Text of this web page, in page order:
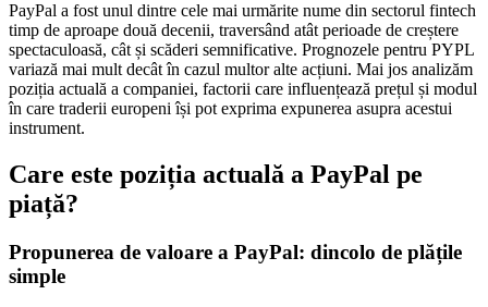
PayPal a fost unul dintre cele mai urmărite nume din sectorul fintech
timp de aproape două decenii, traversând atât perioade de creștere
spectaculoasă, cât și scăderi semnificative. Prognozele pentru PYPL
variază mai mult decât în cazul multor alte acțiuni. Mai jos analizăm
poziția actuală a companiei, factorii care influențează prețul și modul
în care traderii europeni își pot exprima expunerea asupra acestui
instrument.
Care este poziția actuală a PayPal pe
piață?
Propunerea de valoare a PayPal: dincolo de plățile
simple